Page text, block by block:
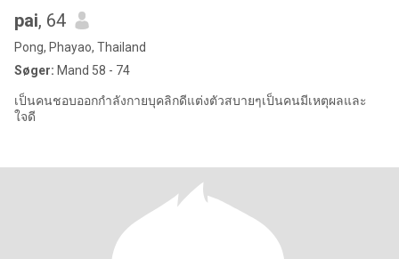
pai, 64
Pong, Phayao, Thailand
Søger: Mand 58 - 74
เป็นคนชอบออกกำลังกายบุคลิกดีแต่งตัวสบายๆเป็นคนมีเหตุผลและ
ใจดี